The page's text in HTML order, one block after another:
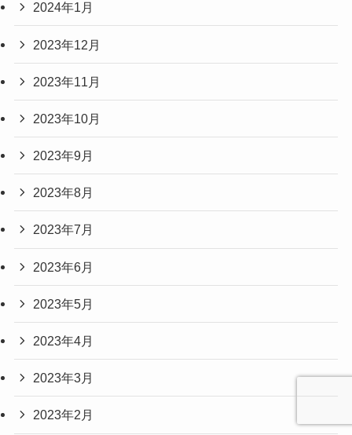
2024年1月
2023年12月
2023年11月
2023年10月
2023年9月
2023年8月
2023年7月
2023年6月
2023年5月
2023年4月
2023年3月
2023年2月